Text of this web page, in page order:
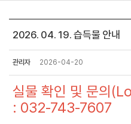
2026. 04. 19. 습득물 안내
관리자 2026-04-20
실물 확인 및 문의
: 032-743-7607